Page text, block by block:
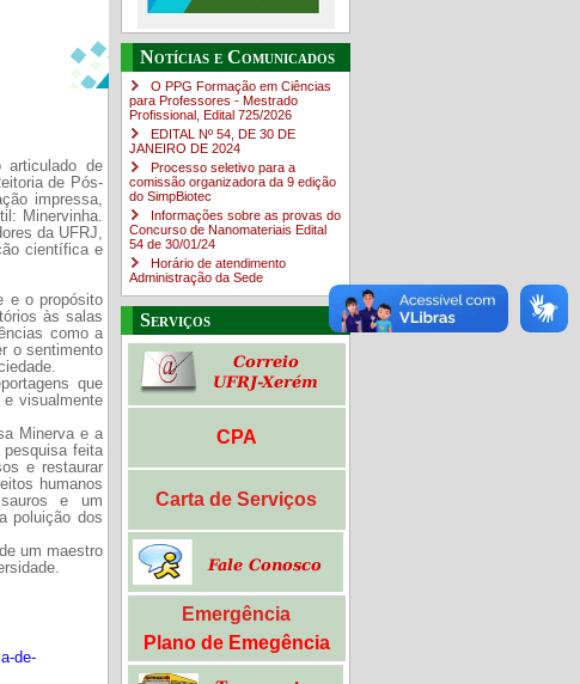
de
de Pós-
impressa,
Minervinha.
da UFRJ,
científica e
e o propósito
às salas
como a
o sentimento
que
visualmente
Minerva e a
pesquisa feita
e restaurar
humanos
e um
poluição dos
um maestro
de-
Guia do estudante
Notícias e Comunicados
O PPG Formação em Ciências
para Professores - Mestrado
Profissional, Edital ​725/202​6
EDITAL Nº 54, DE 30 DE
JANEIRO DE 2024
Processo seletivo para a
comissão organizadora da 9 edição
do SimpBiotec
Informações sobre as provas do
Concurso de Nanomateriais Edital
54 de 30/01/24
Horário de atendimento
Administração da Sede
Serviços
CPA
Carta de Serviços
Emergência
Plano de Emegência